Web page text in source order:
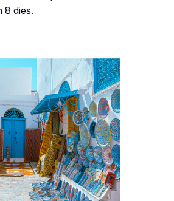
8 dies.